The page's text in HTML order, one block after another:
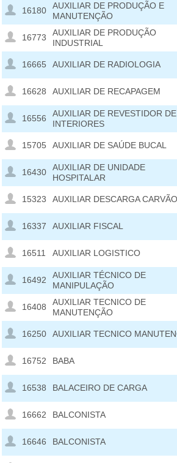
16180
AUXILIAR DE PRODUÇÃO E
MANUTENÇÃO
16773
AUXILIAR DE PRODUÇÃO
INDUSTRIAL
16665 AUXILIAR DE RADIOLOGIA
16628 AUXILIAR DE RECAPAGEM
16556
AUXILIAR DE REVESTIDOR DE
INTERIORES
15705 AUXILIAR DE SAÚDE BUCAL
16430
AUXILIAR DE UNIDADE
HOSPITALAR
15323 AUXILIAR DESCARGA CARVÃO
16337 AUXILIAR FISCAL
16511 AUXILIAR LOGISTICO
16492
AUXILIAR TÉCNICO DE
MANIPULAÇÃO
16408
AUXILIAR TECNICO DE
MANUTENÇÃO
16250 AUXILIAR TECNICO
16752 BABA
16538 BALACEIRO DE CARGA
16662 BALCONISTA
16646 BALCONISTA